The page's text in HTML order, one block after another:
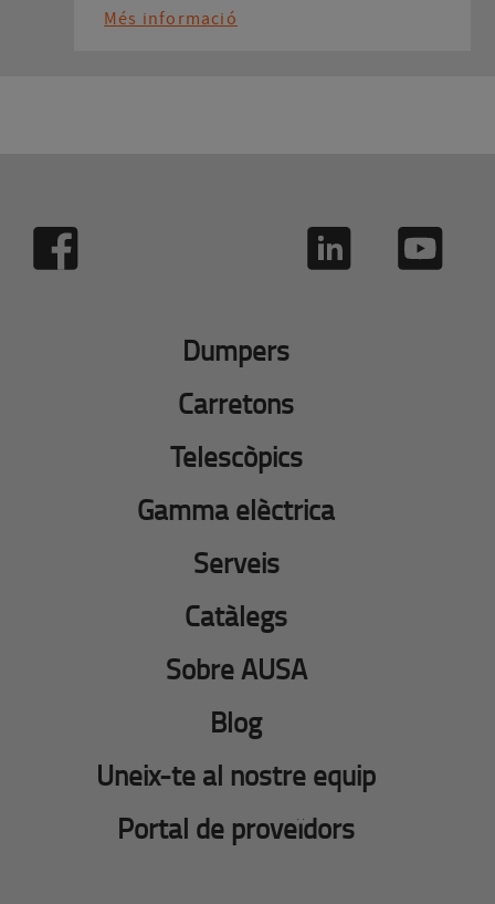
Més informació
Dumpers
Carretons
Telescòpics
Gamma elèctrica
Serveis
Catàlegs
Sobre AUSA
Blog
Uneix-te al nostre equip
Portal de proveïdors